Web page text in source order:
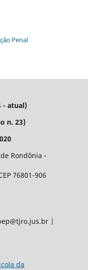
Penal
- atual)
n. 23)
Rondônia -
76801-906
|
da